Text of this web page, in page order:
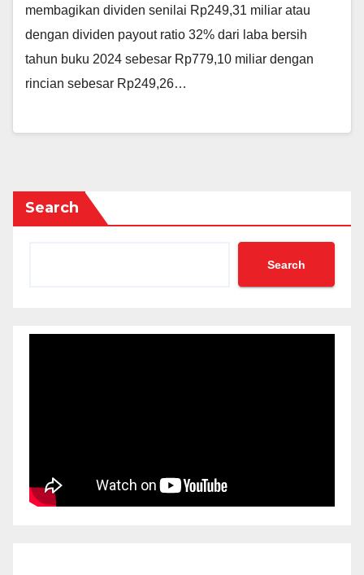
membagikan dividen senilai Rp249,31 miliar atau
dengan dividen payout ratio 32% dari laba bersih
tahun buku 2024 sebesar Rp779,10 miliar dengan
rincian sebesar Rp249,26…
Search
Search